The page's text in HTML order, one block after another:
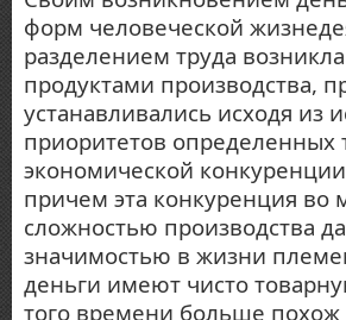
форм человеческой
разделением труда
продуктами производства,
устанавливались исходя из
приоритетов определенных
экономической
причем эта конкуренция во
сложностью производства
значимостью в жизни
деньги имеют чисто
того времени больше